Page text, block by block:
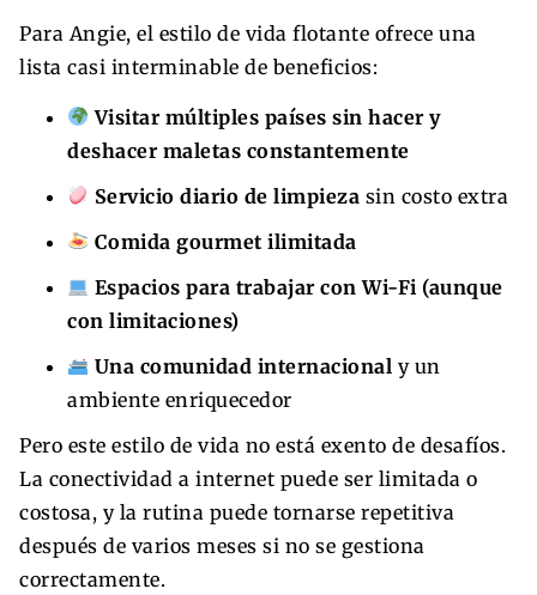
Para Angie, el estilo de vida flotante ofrece una
lista casi interminable de beneficios:
Visitar múltiples países sin hacer y
deshacer maletas constantemente
Servicio diario de limpieza sin costo extra
Comida gourmet ilimitada
Espacios para trabajar con Wi-Fi (aunque
con limitaciones)
Una comunidad internacional y un
ambiente enriquecedor
Pero este estilo de vida no está exento de desafíos.
La conectividad a internet puede ser limitada o
costosa, y la rutina puede tornarse repetitiva
después de varios meses si no se gestiona
correctamente.